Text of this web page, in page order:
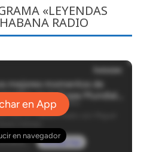
«LEYENDAS
RADIO